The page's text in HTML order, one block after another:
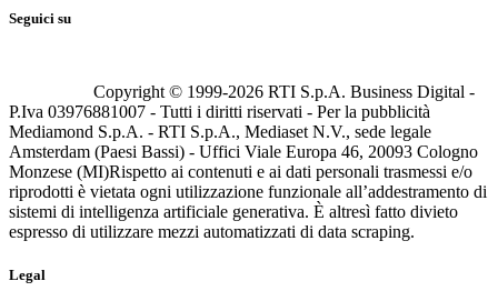
Seguici su
Copyright © 1999-2026 RTI S.p.A. Business Digital -
P.Iva 03976881007 - Tutti i diritti riservati - Per la pubblicità
Mediamond S.p.A. - RTI S.p.A., Mediaset N.V., sede legale
Amsterdam (Paesi Bassi) - Uffici Viale Europa 46, 20093 Cologno
Monzese (MI)Rispetto ai contenuti e ai dati personali trasmessi e/o
riprodotti è vietata ogni utilizzazione funzionale all’addestramento di
sistemi di intelligenza artificiale generativa. È altresì fatto divieto
espresso di utilizzare mezzi automatizzati di data scraping.
Legal